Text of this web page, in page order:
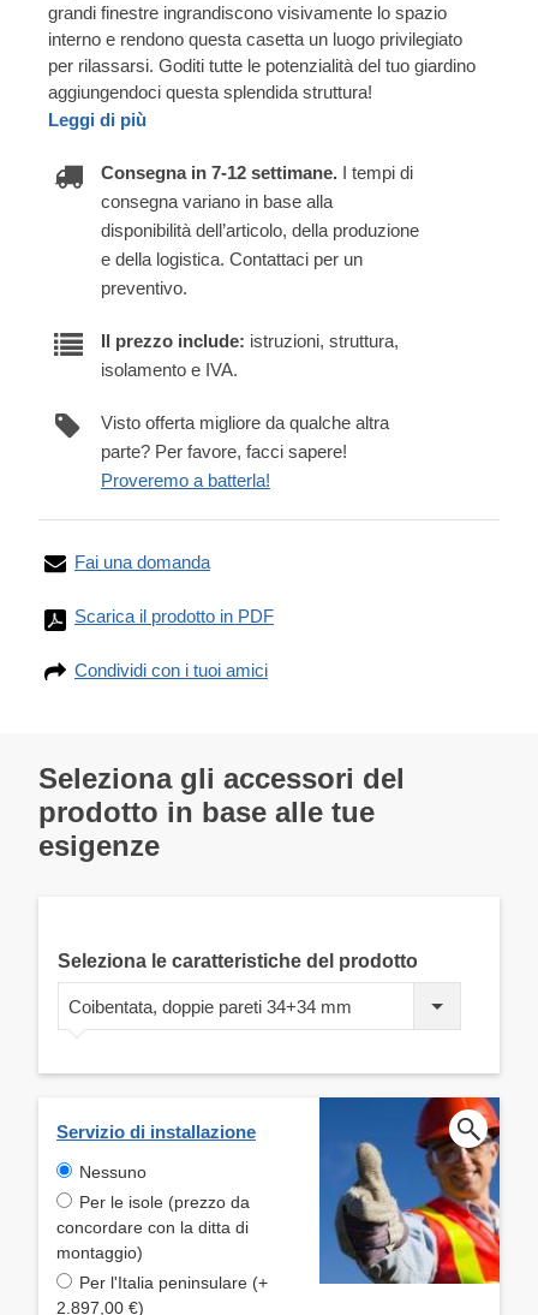
grandi finestre ingrandiscono visivamente lo spazio
interno e rendono questa casetta un luogo privilegiato
per rilassarsi. Goditi tutte le potenzialità del tuo giardino
aggiungendoci questa splendida struttura!
Leggi di più
Consegna in 7-12 settimane. I tempi di
consegna variano in base alla
disponibilità dell’articolo, della produzione
e della logistica. Contattaci per un
preventivo.
Il prezzo include: istruzioni, struttura,
isolamento e IVA.
Visto offerta migliore da qualche altra
parte? Per favore, facci sapere!
Proveremo a batterla!
Fai una domanda
Scarica il prodotto in PDF
Condividi con i tuoi amici
Seleziona gli accessori del
prodotto in base alle tue
esigenze
Seleziona le caratteristiche del prodotto
Coibentata, doppie pareti 34+34 mm
Servizio di installazione
Nessuno
Per le isole (prezzo da
concordare con la ditta di
montaggio)
Per l'Italia peninsulare (+
2.897,00 €)